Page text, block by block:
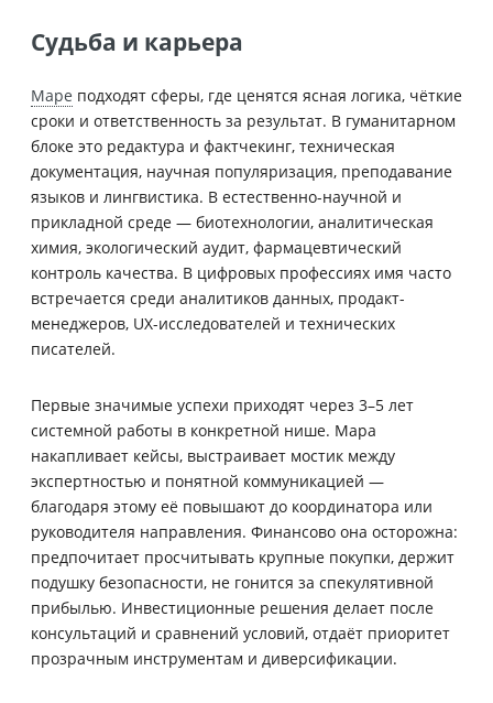
Судьба и карьера
Маре подходят сферы, где ценятся ясная логика, чёткие
сроки и ответственность за результат. В гуманитарном
блоке это редактура и фактчекинг, техническая
документация, научная популяризация, преподавание
языков и лингвистика. В естественно-научной и
прикладной среде — биотехнологии, аналитическая
химия, экологический аудит, фармацевтический
контроль качества. В цифровых профессиях имя часто
встречается среди аналитиков данных, продакт-
менеджеров, UX-исследователей и технических
писателей.
Первые значимые успехи приходят через 3–5 лет
системной работы в конкретной нише. Мара
накапливает кейсы, выстраивает мостик между
экспертностью и понятной коммуникацией —
благодаря этому её повышают до координатора или
руководителя направления. Финансово она осторожна:
предпочитает просчитывать крупные покупки, держит
подушку безопасности, не гонится за спекулятивной
прибылью. Инвестиционные решения делает после
консультаций и сравнений условий, отдаёт приоритет
прозрачным инструментам и диверсификации.